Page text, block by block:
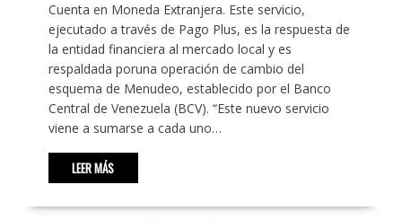
Cuenta en Moneda Extranjera. Este servicio,
ejecutado a través de Pago Plus, es la respuesta de
la entidad financiera al mercado local y es
respaldada poruna operación de cambio del
esquema de Menudeo, establecido por el Banco
Central de Venezuela (BCV). “Este nuevo servicio
viene a sumarse a cada uno…
LEER MÁS